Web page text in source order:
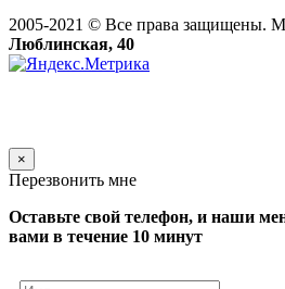
2005-2021 © Все права защищены.
Люблинская, 40
×
Перезвонить мне
Оставьте свой телефон, и наши
вами в течение 10 минут